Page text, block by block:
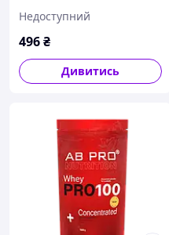
"Гіперкалорійна"
EntherMeal 1000 г
Недоступний
496₴
Дивитись